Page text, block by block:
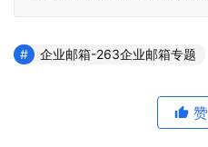
企业邮箱-263企业邮箱专题
赞